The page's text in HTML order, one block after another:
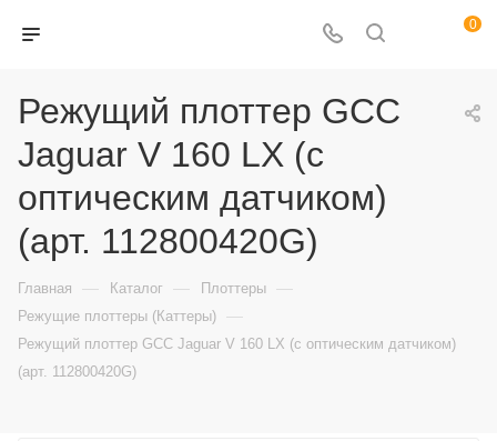
0
Режущий плоттер GCC
Jaguar V 160 LX (с
оптическим датчиком)
(арт. 112800420G)
Главная — Каталог — Плоттеры —
Режущие плоттеры (Каттеры) —
Режущий плоттер GCC Jaguar V 160 LX (с оптическим датчиком)
(арт. 112800420G)